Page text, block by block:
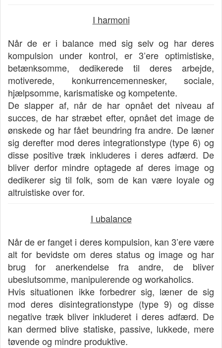
I harmoni
Når de er i balance med sig selv og har deres
kompulsion under kontrol, er 3’ere optimistiske,
betænksomme, dedikerede til deres arbejde,
motiverede, konkurrencemennesker, sociale,
hjælpsomme, karismatiske og kompetente.
De slapper af, når de har opnået det niveau af
succes, de har stræbet efter, opnået det image de
ønskede og har fået beundring fra andre. De læner
sig derefter mod deres integrationstype (type 6) og
disse positive træk inkluderes i deres adfærd. De
bliver derfor mindre optagede af deres image og
dedikerer sig til folk, som de kan være loyale og
altruistiske over for.
I ubalance
Når de er fanget i deres kompulsion, kan 3’ere være
alt for bevidste om deres status og image og har
brug for anerkendelse fra andre, de bliver
ubeslutsomme, manipulerende og workaholics.
Hvis situationen ikke forbedrer sig, læner de sig
mod deres disintegrationstype (type 9) og disse
negative træk bliver inkluderet i deres adfærd. De
kan dermed blive statiske, passive, lukkede, mere
tøvende og mindre produktive.